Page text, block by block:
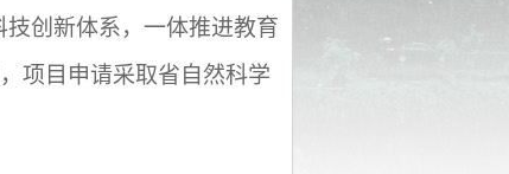
技创新体系，一体推进教育
项目申请采取省自然科学